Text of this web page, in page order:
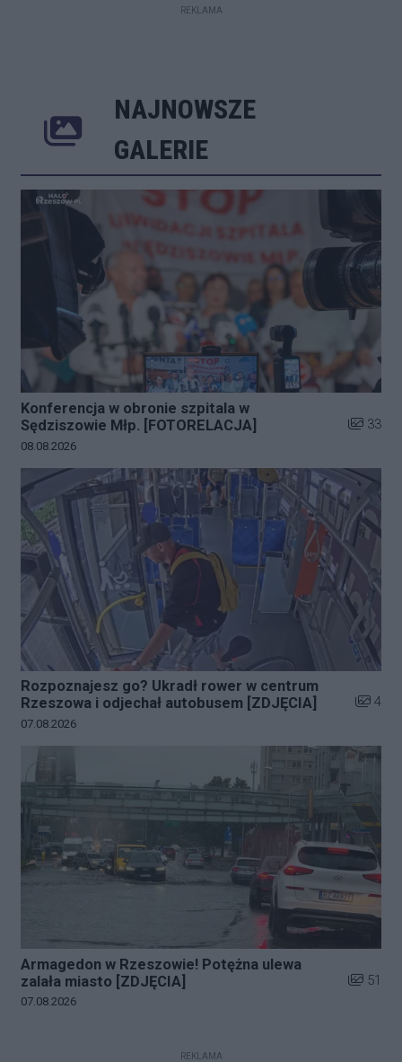
REKLAMA
NAJNOWSZE
GALERIE
Konferencja w obronie szpitala w
Sędziszowie Młp. [FOTORELACJA]
Liczba
33
Data dodania galerii:
08.08.2026
Rozpoznajesz go? Ukradł rower w centrum
Rzeszowa i odjechał autobusem [ZDJĘCIA]
Liczba
4
Data dodania galerii:
07.08.2026
Armagedon w Rzeszowie! Potężna ulewa
zalała miasto [ZDJĘCIA]
Liczba
51
Data dodania galerii:
07.08.2026
REKLAMA